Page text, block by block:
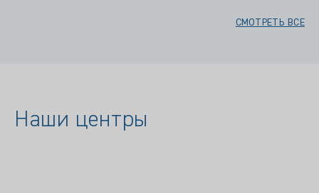
СМОТРЕТЬ ВСЕ
Наши центры